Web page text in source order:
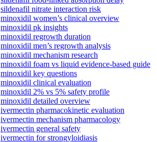
sildenafil nitrate interaction risk
minoxidil women’s clinical overview
minoxidil pk insights
minoxidil regrowth duration
minoxidil men’s regrowth analysis
minoxidil mechanism research
minoxidil foam vs liquid evidence‑based guide
minoxidil key questions
minoxidil clinical evaluation
minoxidil 2% vs 5% safety profile
minoxidil detailed overview
ivermectin pharmacokinetic evaluation
ivermectin mechanism pharmacology
ivermectin general safety
ivermectin for strongyloidiasis